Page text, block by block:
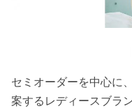
セミオーダーを中心に
案するレディースブラ